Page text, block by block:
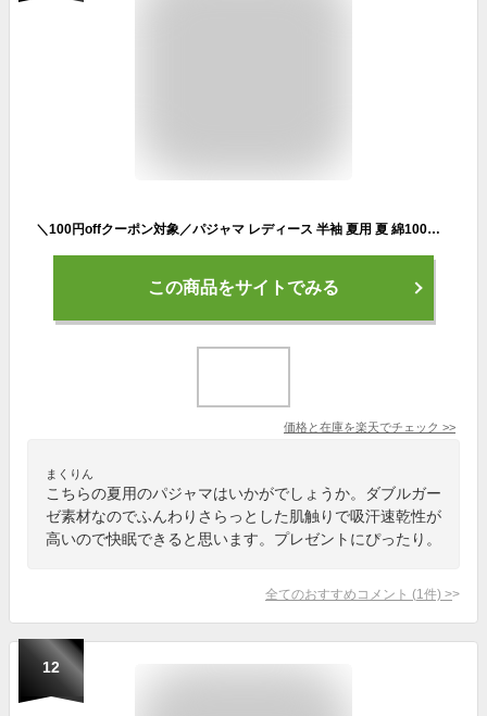
＼100円offクーポン対象／パジャマ レディース 半袖 夏用 夏 綿100％ 前開き ふんわりガーゼ ダブルガーゼ コットン 無地 花柄 ストライプ 母の日 ギフト コットン100% 二重ガーゼ 入院 可愛い 大人用 レディース 大きいサイズ M L LL 77307 77625 77307all 圧縮
この商品をサイトでみる
価格と在庫を楽天でチェック >>
まくりん
こちらの夏用のパジャマはいかがでしょうか。ダブルガー
ゼ素材なのでふんわりさらっとした肌触りで吸汗速乾性が
高いので快眠できると思います。プレゼントにぴったり。
全てのおすすめコメント (1 件) >
12